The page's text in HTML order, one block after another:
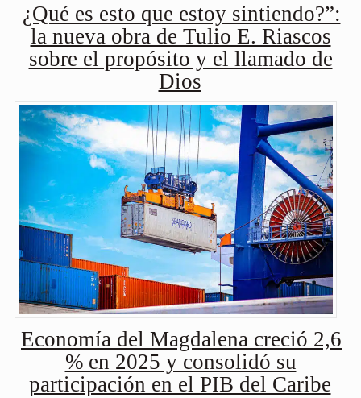
¿Qué es esto que estoy sintiendo?”:
la nueva obra de Tulio E. Riascos
sobre el propósito y el llamado de
Dios
Economía del Magdalena creció 2,6
% en 2025 y consolidó su
participación en el PIB del Caribe